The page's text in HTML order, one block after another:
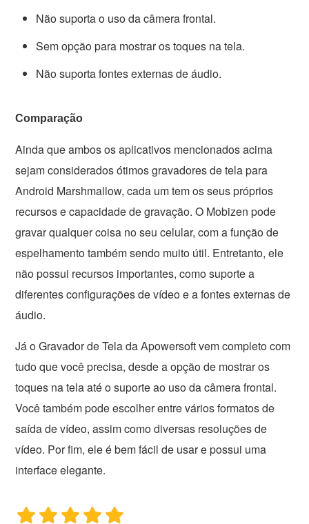
Não suporta o uso da câmera frontal.
Sem opção para mostrar os toques na tela.
Não suporta fontes externas de áudio.
Comparação
Ainda que ambos os aplicativos mencionados acima
sejam considerados ótimos gravadores de tela para
Android Marshmallow, cada um tem os seus próprios
recursos e capacidade de gravação. O Mobizen pode
gravar qualquer coisa no seu celular, com a função de
espelhamento também sendo muito útil. Entretanto, ele
não possui recursos importantes, como suporte a
diferentes configurações de vídeo e a fontes externas de
áudio.
Já o Gravador de Tela da Apowersoft vem completo com
tudo que você precisa, desde a opção de mostrar os
toques na tela até o suporte ao uso da câmera frontal.
Você também pode escolher entre vários formatos de
saída de vídeo, assim como diversas resoluções de
vídeo. Por fim, ele é bem fácil de usar e possui uma
interface elegante.